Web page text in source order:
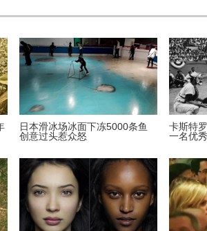
中“宅”一周
世界上最老的民族正在面临文化
危机